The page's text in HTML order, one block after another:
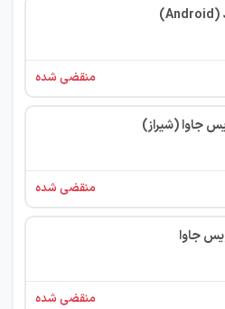
منقضی شده
جاوا (شیراز)
منقضی شده
جاوا
منقضی شده